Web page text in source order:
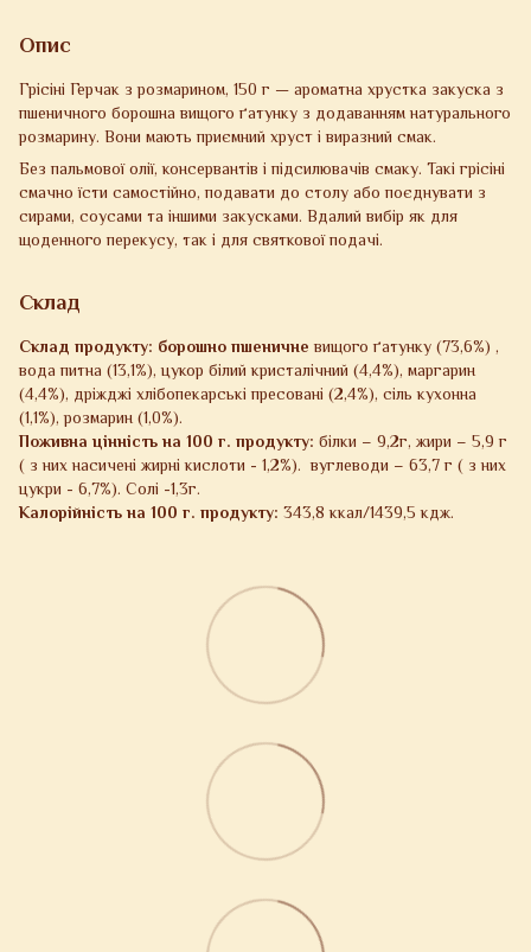
Опис
Грісіні Герчак з розмарином, 150 г — ароматна хрустка закуска з
пшеничного борошна вищого ґатунку з додаванням натурального
розмарину. Вони мають приємний хруст і виразний смак.
Без пальмової олії, консервантів і підсилювачів смаку. Такі грісіні
смачно їсти самостійно, подавати до столу або поєднувати з
сирами, соусами та іншими закусками. Вдалий вибір як для
щоденного перекусу, так і для святкової подачі.
Склад
Склад продукту: борошно пшеничне вищого ґатунку (73,6%) ,
вода питна (13,1%), цукор білий кристалічний (4,4%), маргарин
(4,4%), дріжджі хлібопекарські пресовані (2,4%), сіль кухонна
(1,1%), розмарин (1,0%).
Поживна цінність на 100 г. продукту: білки – 9,2г, жири – 5,9 г
( з них насичені жирні кислоти - 1,2%). вуглеводи – 63,7 г ( з них
цукри - 6,7%). Солі -1,3г.
Калорійність на 100 г. продукту: 343,8 ккал/1439,5 кдж.